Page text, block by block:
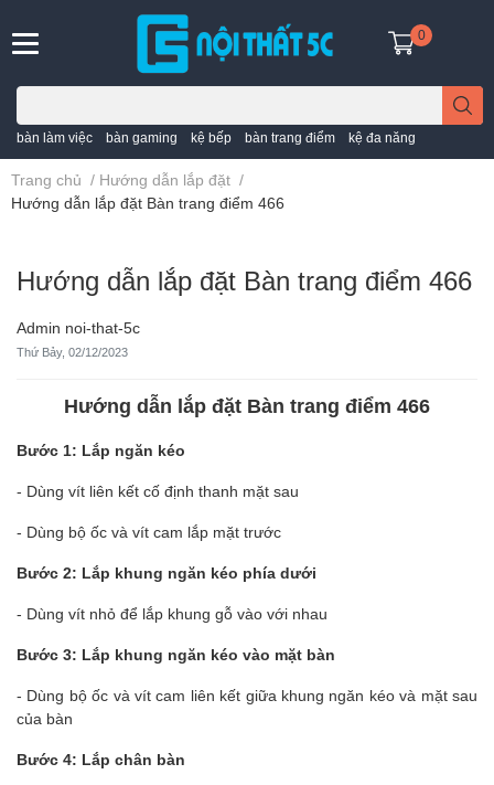
bàn làm việc bàn gaming kệ bếp bàn trang điểm kệ đa năng
0
Trang chủ / Hướng dẫn lắp đặt /
Hướng dẫn lắp đặt Bàn trang điểm 466
Hướng dẫn lắp đặt Bàn trang điểm 466
Admin noi-that-5c
Thứ Bảy, 02/12/2023
Hướng dẫn lắp đặt Bàn trang điểm 466
Bước 1: Lắp ngăn kéo
- Dùng vít liên kết cố định thanh mặt sau
- Dùng bộ ốc và vít cam lắp mặt trước
Bước 2: Lắp khung ngăn kéo phía dưới
- Dùng vít nhỏ để lắp khung gỗ vào với nhau
Bước 3: Lắp khung ngăn kéo vào mặt bàn
- Dùng bộ ốc và vít cam liên kết giữa khung ngăn kéo và mặt sau
của bàn
Bước 4: Lắp chân bàn